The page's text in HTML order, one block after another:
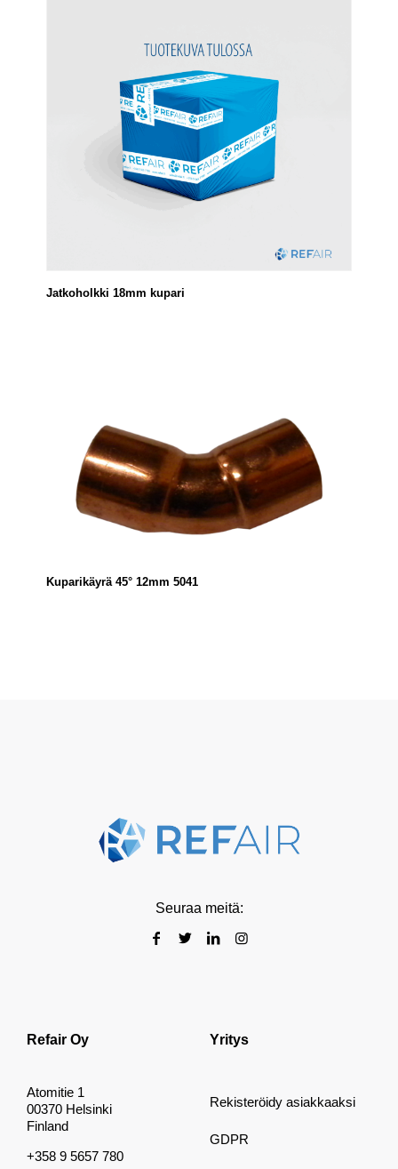
Jatkoholkki 18mm kupari
Kuparikäyrä 45° 12mm 5041
Seuraa meitä:
Refair Oy
Atomitie 1
00370 Helsinki
Finland
+358 9 5657 780
Yritys
Rekisteröidy asiakkaaksi
GDPR